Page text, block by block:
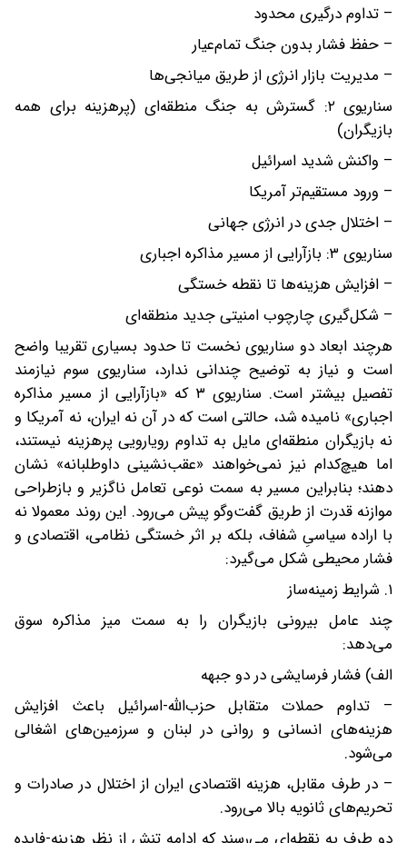
– تداوم درگیری محدود
– حفظ فشار بدون جنگ تمام‌عیار
– مدیریت بازار انرژی از طریق میانجی‌ها
سناریوی ۲: گسترش به جنگ منطقه‌ای (پرهزینه برای همه
بازیگران)
– واکنش شدید اسرائیل
– ورود مستقیم‌تر آمریکا
– اختلال جدی در انرژی جهانی
سناریوی ۳: بازآرایی از مسیر مذاکره اجباری
– افزایش هزینه‌ها تا نقطه خستگی
– شکل‌گیری چارچوب امنیتی جدید منطقه‌ای
هر‌چند ابعاد دو سناریوی نخست تا حدود بسیاری تقریبا واضح
است و نیاز به توضیح چندانی ندارد، سناریوی سوم نیازمند
تفصیل بیشتر است. سناریوی ۳ که «بازآرایی از مسیر مذاکره
اجباری» نامیده شد، حالتی است که در آن نه ایران، نه آمریکا و
نه بازیگران منطقه‌ای مایل به تداوم رویارویی پرهزینه نیستند،
اما هیچ‌کدام نیز نمی‌خواهند «عقب‌نشینی داوطلبانه» نشان
دهند؛ بنابراین مسیر به ‌سمت نوعی تعامل ناگزیر و بازطراحی
موازنه قدرت از طریق گفت‌وگو پیش می‌رود. این روند معمولا نه
با اراده سیاسیِ شفاف، بلکه بر اثر خستگی نظامی، اقتصادی و
فشار محیطی شکل می‌گیرد:
۱. شرایط زمینه‌ساز
چند عامل بیرونی بازیگران را به سمت میز مذاکره سوق
می‌دهد:
الف) فشار فرسایشی در دو جبهه
– تداوم حملات متقابل حزب‌الله-اسرائیل باعث افزایش
هزینه‌های انسانی و روانی در لبنان و سرزمین‌های اشغالی
می‌شود.
– در طرف مقابل، هزینه اقتصادی ایران از اختلال در صادرات و
تحریم‌های ثانویه بالا می‌رود.